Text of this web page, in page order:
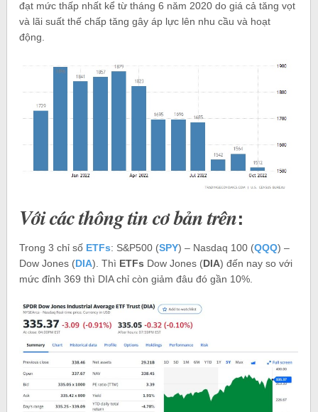
đạt mức thấp nhất kể từ tháng 6 năm 2020 do giá cả tăng vọt
và lãi suất thế chấp tăng gây áp lực lên nhu cầu và hoạt
động.
Với các thông tin cơ bản trên:
Trong 3 chỉ số ETFs: S&P500 (SPY) – Nasdaq 100 (QQQ) –
Dow Jones (DIA). Thì ETFs Dow Jones (DIA) đến nay so với
mức đỉnh 369 thì DIA chỉ còn giảm đâu đó gần 10%.